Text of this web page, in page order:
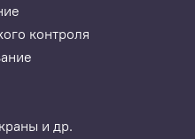
контроля
и др.